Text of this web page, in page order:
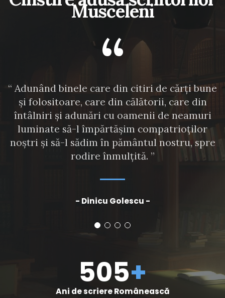
Musceleni
“
“ Adunând binele care din citiri de cărţi bune
şi folositoare, care din călătorii, care din
întâlniri şi adunări cu oamenii de neamuri
luminate să-l împărtăşim compatrioţilor
noştri şi să-l sădim în pământul nostru, spre
rodire înmulţită. ”
- Dinicu Golescu -
505+
Ani de scriere Românească